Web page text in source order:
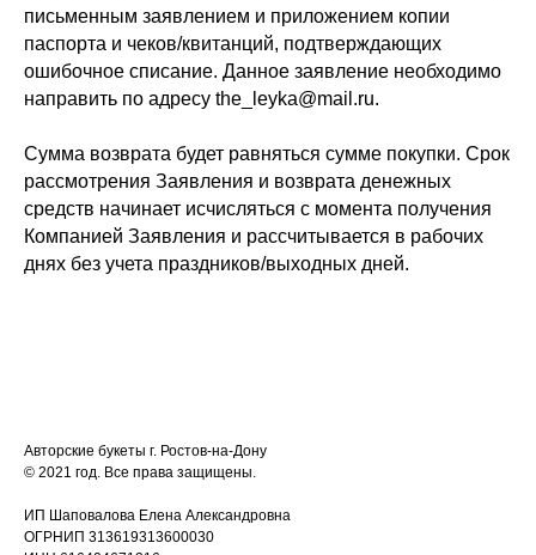
письменным заявлением и приложением копии
паспорта и чеков/квитанций, подтверждающих
ошибочное списание. Данное заявление необходимо
направить по адресу the_leyka@mail.ru.
Сумма возврата будет равняться сумме покупки. Срок
рассмотрения Заявления и возврата денежных
средств начинает исчисляться с момента получения
Компанией Заявления и рассчитывается в рабочих
днях без учета праздников/выходных дней.
Авторские букеты г. Ростов-на-Дону
© 2021 год. Все права защищены.
ИП Шаповалова Елена Александровна
ОГРНИП 313619313600030